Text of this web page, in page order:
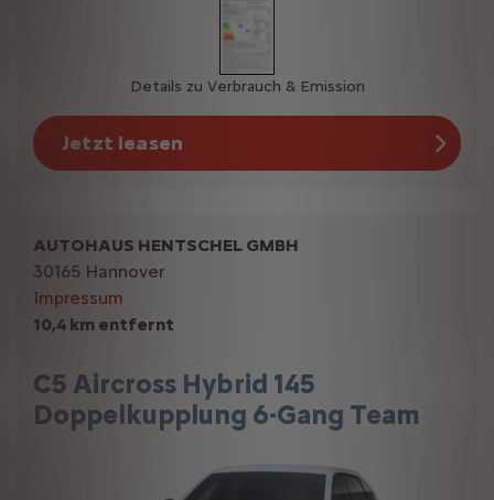
Details zu Verbrauch & Emission
Jetzt leasen
10,4 km entfernt
C5 Aircross Hybrid 145
Doppelkupplung 6-Gang Team
AUTOHAUS HENTSCHEL GMBH
30165 Hannover
Impressum